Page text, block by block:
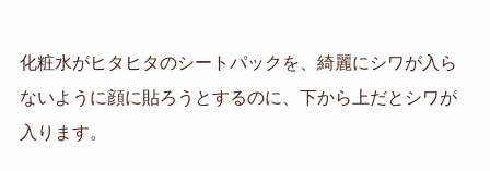
化粧水がヒタヒタのシートパックを、綺麗にシワが入ら
ないように顔に貼ろうとするのに、下から上だとシワが
入ります。